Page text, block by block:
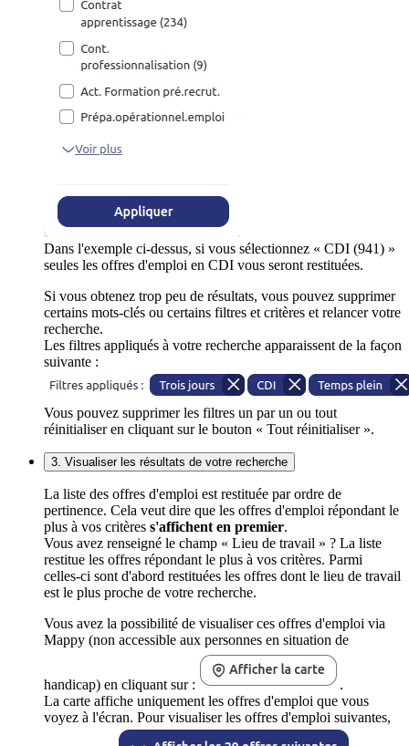
Dans l'exemple ci-dessus, si vous sélectionnez « CDI (941) »
seules les offres d'emploi en CDI vous seront restituées.
Si vous obtenez trop peu de résultats, vous pouvez supprimer
certains mots-clés ou certains filtres et critères et relancer votre
recherche.
Les filtres appliqués à votre recherche apparaissent de la façon
suivante :
Vous pouvez supprimer les filtres un par un ou tout
réinitialiser en cliquant sur le bouton « Tout réinitialiser ».
3. Visualiser les résultats de votre recherche
La liste des offres d'emploi est restituée par ordre de
pertinence. Cela veut dire que les offres d'emploi répondant le
plus à vos critères s'affichent en premier.
Vous avez renseigné le champ « Lieu de travail » ? La liste
restitue les offres répondant le plus à vos critères. Parmi
celles-ci sont d'abord restituées les offres dont le lieu de travail
est le plus proche de votre recherche.
Vous avez la possibilité de visualiser ces offres d'emploi via
Mappy (non accessible aux personnes en situation de
handicap) en cliquant sur :
.
La carte affiche uniquement les offres d'emploi que vous
voyez à l'écran. Pour visualiser les offres d'emploi suivantes,